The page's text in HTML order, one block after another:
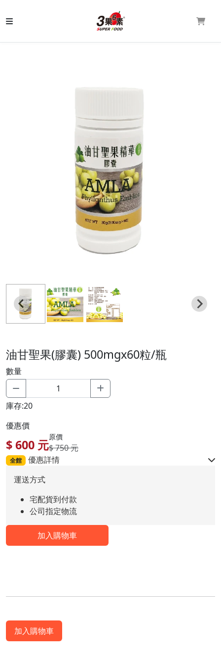
油甘聖果(膠囊) 500mgx60粒/瓶
數量
庫存:20
優惠價
$600 元
原價
$ 750 元
全館
優惠詳情
運送方式
宅配貨到付款
公司指定物流
加入購物車
加入購物車